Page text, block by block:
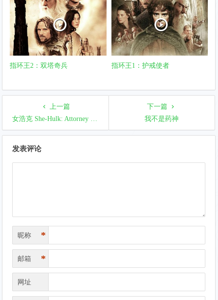
指环王2：双塔奇兵 指环王1：护戒使者
上一篇
女浩克 She-Hulk: Attorney at Law（2022）
下一篇
我不是药神
发表评论
昵称 *
邮箱 *
网址